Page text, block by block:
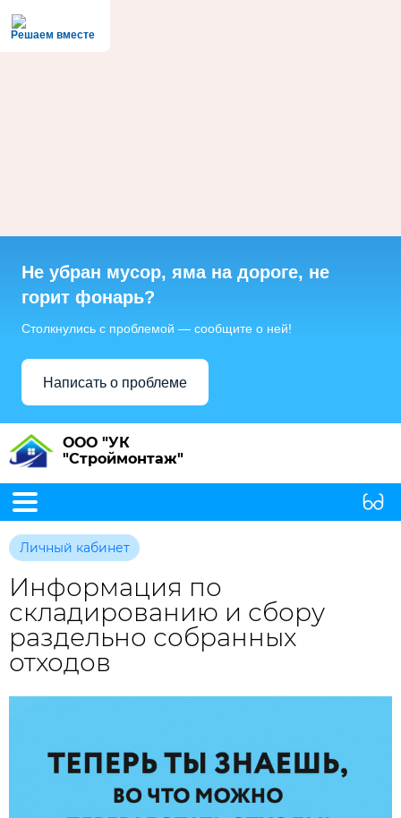
Решаем вместе
Не убран мусор, яма на дороге, не
горит фонарь?
Столкнулись с проблемой — сообщите о ней!
Написать о проблеме
ООО "УК
"Строймонтаж"
Личный кабинет
Информация по
складированию и сбору
раздельно собранных
отходов